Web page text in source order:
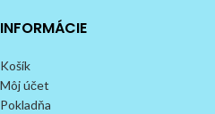
INFORMÁCIE
Košík
Môj účet
Pokladňa